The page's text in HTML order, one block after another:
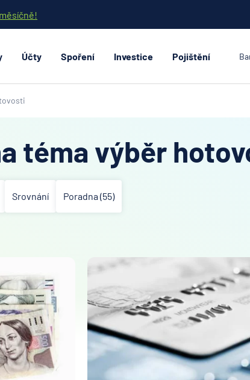
Účty Spoření Investice Pojištění
téma výběr
Srovnání Poradna (55)